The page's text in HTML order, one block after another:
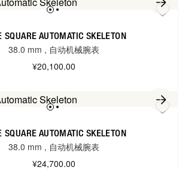
SQUARE AUTOMATIC SKELETON
38.0 mm , 自动机械腕表
¥20,100.00
SQUARE AUTOMATIC SKELETON
38.0 mm , 自动机械腕表
¥24,700.00